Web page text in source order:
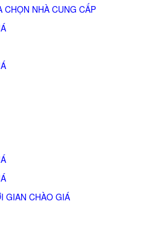
CHỌN NHÀ CUNG CẤP
GIAN CHÀO GIÁ